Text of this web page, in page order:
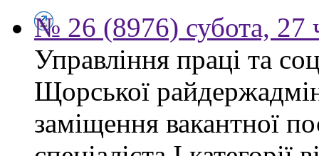
№ 26 (8976) субота, 27
Управління праці та
Щорської
заміщення вакантної